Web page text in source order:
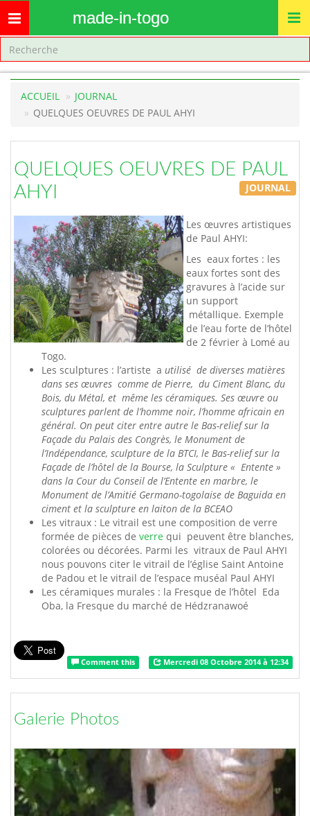
Toggle
navigation
made-in-togo
ACCUEIL
JOURNAL
QUELQUES OEUVRES DE PAUL AHYI
QUELQUES OEUVRES DE PAUL
AHYI
JOURNAL
Les œuvres artistiques
de Paul AHYI:
Les eaux fortes : les
eaux fortes sont des
gravures à l’acide sur
un support
métallique. Exemple
de l’eau forte de l’hôtel
de 2 février à Lomé au
Togo.
Les sculptures : l’artiste a utilisé de diverses matières
dans ses œuvres comme de Pierre, du Ciment Blanc, du
Bois, du Métal, et même les céramiques. Ses œuvre ou
sculptures parlent de l’homme noir, l’homme africain en
général. On peut citer entre autre le Bas-relief sur la
Façade du Palais des Congrès, le Monument de
l’Indépendance, sculpture de la BTCI, le Bas-relief sur la
Façade de l’hôtel de la Bourse, la Sculpture « Entente »
dans la Cour du Conseil de l’Entente en marbre, le
Monument de l’Amitié Germano-togolaise de Baguida en
ciment et la sculpture en laiton de la BCEAO
Les vitraux : Le vitrail est une composition de verre
formée de pièces de verre qui peuvent être blanches,
colorées ou décorées. Parmi les vitraux de Paul AHYI
nous pouvons citer le vitrail de l’église Saint Antoine
de Padou et le vitrail de l’espace muséal Paul AHYI
Les céramiques murales : la Fresque de l’hôtel Eda
Oba, la Fresque du marché de Hédzranawoé
Comment this Mercredi 08 Octobre 2014 à 12:34
Galerie Photos